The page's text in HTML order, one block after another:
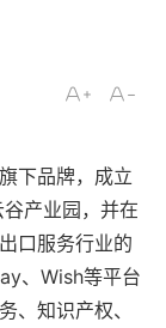
下品牌，成立
产业园，并在
口服务行业的
、Wish等平台
、知识产权、